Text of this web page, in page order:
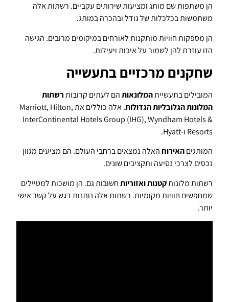
הן משתפות שם מותג ומציעות שירותים עקביים. רשתות אלה
משתמשות בכלכלות של גודל ובהכרה במותג.
הן מספקות חוויות מותקנות לאורחים במיקומים מרובים. הגישה
הזו עוזרת להן לשמור על איכות ויעילות.
שחקנים מרכזיים בתעשייה
המובילים בתעשייתהמלונאותהם לעתים קרובותרשתות
המלונות הגלובליות הגדולות
. אלה כוללים את Marriott, Hilton,
InterContinental Hotels Group (IHG), Wyndham Hotels &
Resorts ו-Hyatt.
המותגיםהאירוחהאלה נמצאים ברחבי העולם. הם מציעים מגוון
נכסים לצרכי נסיעה ותקציבים שונים.
רשתות מלונותקטנות ואזוריותחשובות גם. הן מושכות למטיילים
שמחפשים חוויות מקומיות. רשתות אלה נותנות דגש על קשר אישי
יותר.